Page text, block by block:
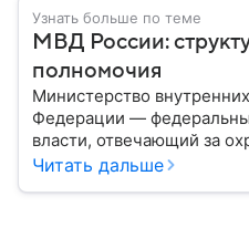
Узнать больше по теме
МВД России:
полномочия
Министерство
Федерации —
власти, отвечающий за
порядка, борьбу с
Читать дальше